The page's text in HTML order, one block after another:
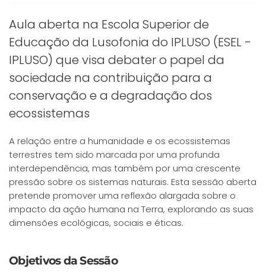
Aula aberta na Escola Superior de
Educação da Lusofonia do IPLUSO (ESEL -
IPLUSO) que visa debater o papel da
sociedade na contribuição para a
conservação e a degradação dos
ecossistemas
A relação entre a humanidade e os ecossistemas
terrestres tem sido marcada por uma profunda
interdependência, mas também por uma crescente
pressão sobre os sistemas naturais. Esta sessão aberta
pretende promover uma reflexão alargada sobre o
impacto da ação humana na Terra, explorando as suas
dimensões ecológicas, sociais e éticas.
Objetivos da Sessão